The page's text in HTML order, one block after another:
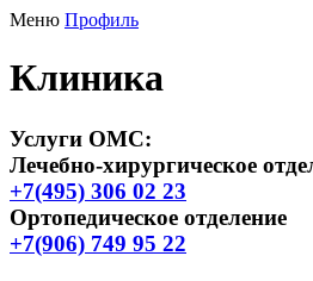
Меню Профиль
Клиника
Услуги ОМС:
Лечебно-хирургическое
+7(495) 306 02 23
Ортопедическое отделение
+7(906) 749 95 22